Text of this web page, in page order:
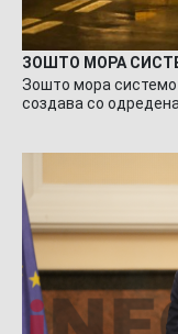
ЗОШТО МОРА
Зошто мора
создава со